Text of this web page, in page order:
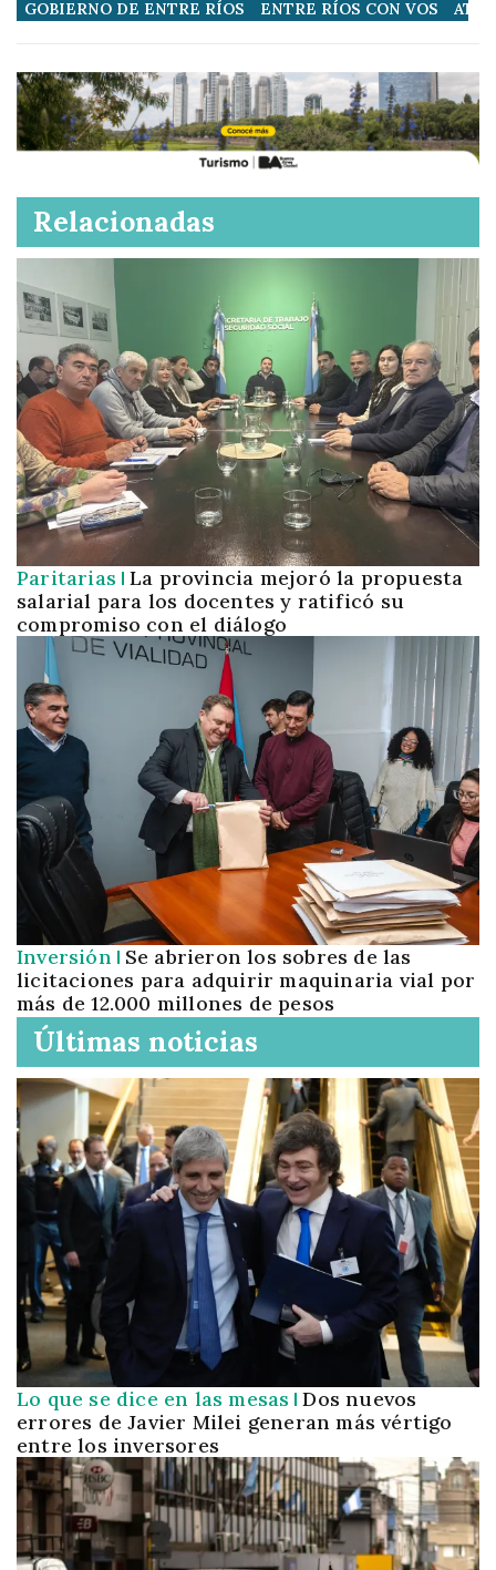
GOBIERNO DE ENTRE RÍOS ENTRE RÍOS CON VOS ATER
Relacionadas
Paritarias La provincia mejoró la propuesta
salarial para los docentes y ratificó su
compromiso con el diálogo
Inversión
Se abrieron los sobres de las
licitaciones para adquirir maquinaria vial por
más de 12.000 millones de pesos
Últimas noticias
Lo que se dice en las mesas Dos nuevos
errores de Javier Milei generan más vértigo
entre los inversores